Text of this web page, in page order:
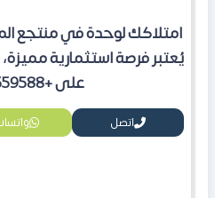
امتلاكك لوحدة في منتجع
يُعتبر فرصة استثمارية
على +201551559588.
اتصل